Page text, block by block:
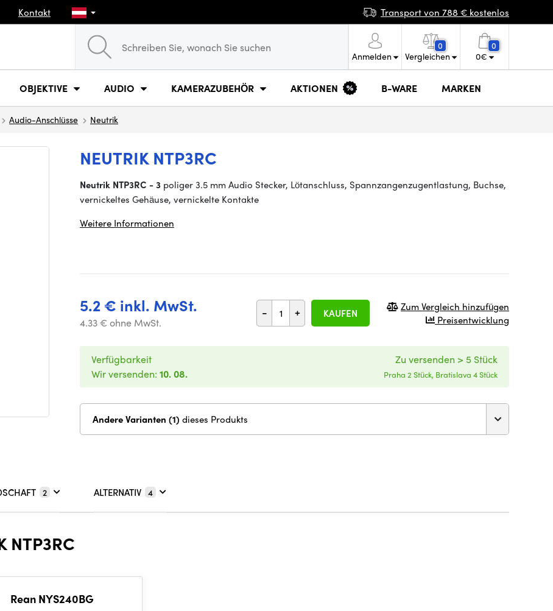
Kontakt Transport von 788 € kostenlos
Anmelden
0
Vergleichen
0
0€
OBJEKTIVE AUDIO KAMERAZUBEHÖR AKTIONEN B-WARE MARKEN
Audio-Anschlüsse Neutrik
NEUTRIK NTP3RC
Neutrik NTP3RC - 3 poliger 3.5 mm Audio Stecker, Lötanschluss, Spannzangenzugentlastung, Buchse,
vernickeltes Gehäuse, vernickelte Kontakte
Weitere Informationen
5.2 € inkl. MwSt.
4.33 € ohne MwSt.
- + KAUFEN
Zum Vergleich hinzufügen
Preisentwicklung
Verfügbarkeit
Wir versenden: 10. 08.
Zu versenden > 5 Stück
Praha 2 Stück, Bratislava 4 Stück
Andere Varianten (1) dieses Produkts
2 ALTERNATIV 4
NTP3RC
Rean NYS240BG